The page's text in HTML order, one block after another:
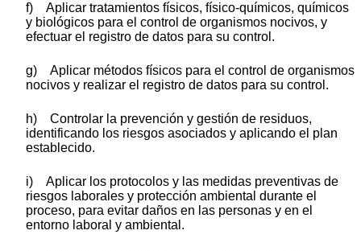
f) Aplicar tratamientos físicos, físico-químicos, químicos
y biológicos para el control de organismos nocivos, y
efectuar el registro de datos para su control.
g) Aplicar métodos físicos para el control de organismos
nocivos y realizar el registro de datos para su control.
h) Controlar la prevención y gestión de residuos,
identificando los riesgos asociados y aplicando el plan
establecido.
i) Aplicar los protocolos y las medidas preventivas de
riesgos laborales y protección ambiental durante el
proceso, para evitar daños en las personas y en el
entorno laboral y ambiental.